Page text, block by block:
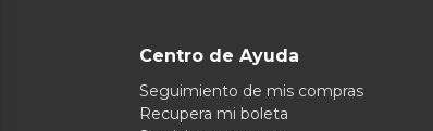
Centro de Ayuda
Seguimiento de mis compras
Recupera mi boleta